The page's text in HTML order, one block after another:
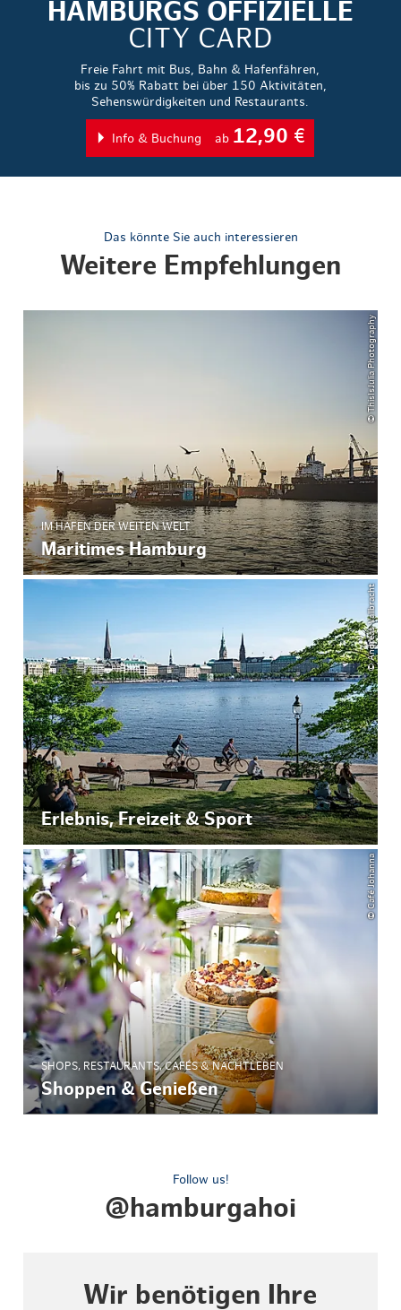
HAMBURGS OFFIZIELLE
CITY CARD
Freie Fahrt mit Bus, Bahn & Hafenfähren,
bis zu 50% Rabatt bei über 150 Aktivitäten,
Sehenswürdigkeiten und Restaurants.
Info & Buchung ab 12,90 €
Das könnte Sie auch interessieren
Weitere Empfehlungen
© ThisIsJulia Photography
IM HAFEN DER WEITEN WELT
Maritimes Hamburg
© Andreas Vallbracht
Erlebnis, Freizeit & Sport
© Café Johanna
SHOPS, RESTAURANTS, CAFÉS & NACHTLEBEN
Shoppen & Genießen
Follow us!
@hamburgahoi
Wir benötigen Ihre